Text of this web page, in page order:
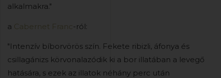
alkalmakra."
a Cabernet Franc -ról:
"Intenzív bíborvörös szín. Fekete ribizli, áfonya és
csillagánizs körvonalazódik ki a bor illatában a levegő
hatására, s ezek az illatok néhány perc után